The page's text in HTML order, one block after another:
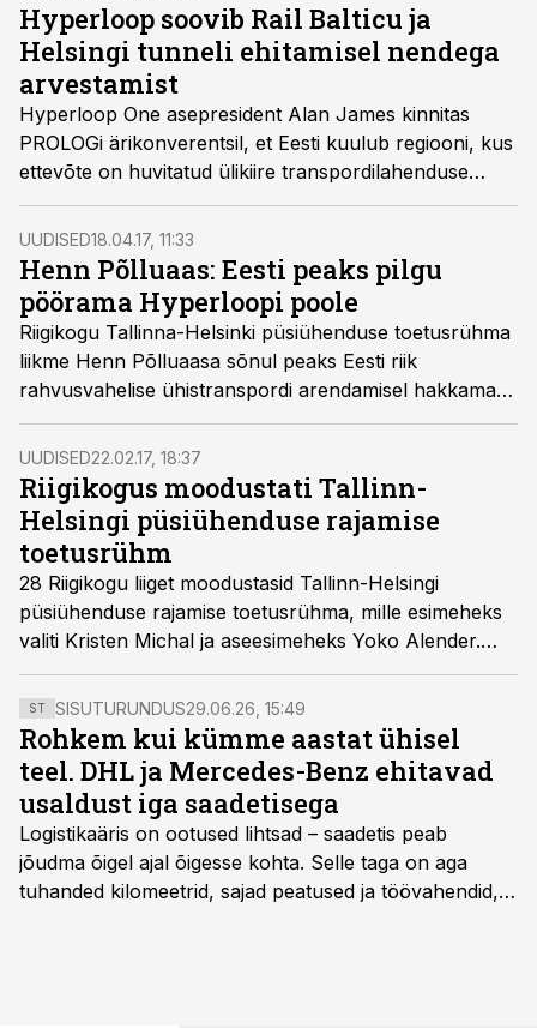
Hyperloop soovib Rail Balticu ja
Helsingi tunneli ehitamisel nendega
arvestamist
Hyperloop One asepresident Alan James kinnitas
PROLOGi ärikonverentsil, et Eesti kuulub regiooni, kus
ettevõte on huvitatud ülikiire transpordilahenduse
arendamisest, teatas PROLOG.
UUDISED18.04.17, 11:33
Henn Põlluaas: Eesti peaks pilgu
pöörama Hyperloopi poole
Riigikogu Tallinna-Helsinki püsiühenduse toetusrühma
liikme Henn Põlluaasa sõnul peaks Eesti riik
rahvusvahelise ühistranspordi arendamisel hakkama
lähtuma tulevikulahendustest.
UUDISED22.02.17, 18:37
Riigikogus moodustati Tallinn-
Helsingi püsiühenduse rajamise
toetusrühm
28 Riigikogu liiget moodustasid Tallinn-Helsingi
püsiühenduse rajamise toetusrühma, mille esimeheks
valiti Kristen Michal ja aseesimeheks Yoko Alender.
Toetusrühma eesmärk on Eesti ja Soome vahelise
püsiühenduse rajamise toetamine ja tähelepanu all
hoidmine.
ST SISUTURUNDUS29.06.26, 15:49
Rohkem kui kümme aastat ühisel
teel. DHL ja Mercedes-Benz ehitavad
usaldust iga saadetisega
Logistikaäris on ootused lihtsad – saadetis peab
jõudma õigel ajal õigesse kohta. Selle taga on aga
tuhanded kilomeetrid, sajad peatused ja töövahendid,